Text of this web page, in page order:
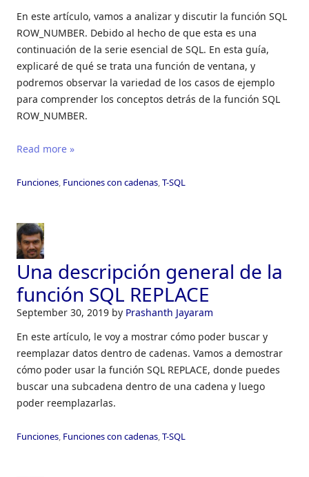
En este artículo, vamos a analizar y discutir la función SQL
ROW_NUMBER. Debido al hecho de que esta es una
continuación de la serie esencial de SQL. En esta guía,
explicaré de qué se trata una función de ventana, y
podremos observar la variedad de los casos de ejemplo
para comprender los conceptos detrás de la función SQL
ROW_NUMBER.
Read more »
Funciones, Funciones con cadenas,T-SQL
Una descripción general de la
función SQL REPLACE
September 30, 2019 by Prashanth Jayaram
En este artículo, le voy a mostrar cómo poder buscar y
reemplazar datos dentro de cadenas. Vamos a demostrar
cómo poder usar la función SQL REPLACE, donde puedes
buscar una subcadena dentro de una cadena y luego
poder reemplazarlas.
Funciones, Funciones con cadenas,T-SQL